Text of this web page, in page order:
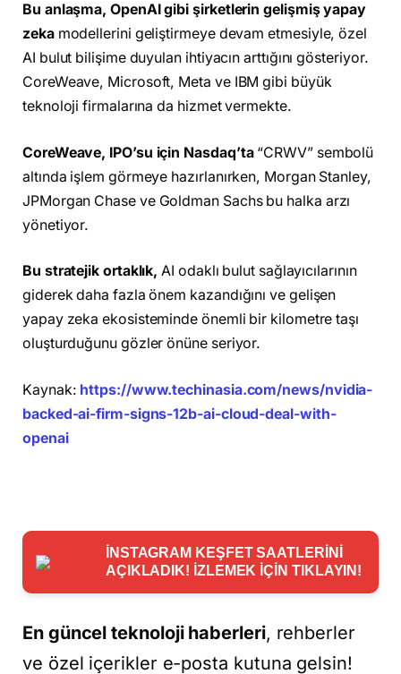
Bu anlaşma, OpenAI gibi şirketlerin gelişmiş yapay
zeka modellerini geliştirmeye devam etmesiyle, özel
AI bulut bilişime duyulan ihtiyacın arttığını gösteriyor.
CoreWeave, Microsoft, Meta ve IBM gibi büyük
teknoloji firmalarına da hizmet vermekte.
CoreWeave, IPO’su için Nasdaq’ta“CRWV” sembolü
altında işlem görmeye hazırlanırken, Morgan Stanley,
JPMorgan Chase ve Goldman Sachs bu halka arzı
yönetiyor.
Bu stratejik ortaklık,AI odaklı bulut sağlayıcılarının
giderek daha fazla önem kazandığını ve gelişen
yapay zeka ekosisteminde önemli bir kilometre taşı
oluşturduğunu gözler önüne seriyor.
Kaynak: https://www.techinasia.com/news/nvidia-
backed-ai-firm-signs-12b-ai-cloud-deal-with-
openai
İNSTAGRAM KEŞFET SAATLERİNİ
AÇIKLADIK! İZLEMEK İÇİN TIKLAYIN!
En güncel teknoloji haberleri, rehberler
ve özel içerikler e-posta kutuna gelsin!